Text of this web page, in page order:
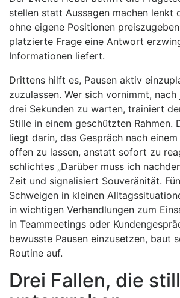
stellen statt Aussagen machen lenkt
ohne eigene Positionen
platzierte Frage eine Antwort
Informationen liefert.
Drittens hilft es, Pausen aktiv
zuzulassen. Wer sich vornimmt,
drei Sekunden zu warten, trainiert
Stille in einem geschützten Rahmen.
liegt darin, das Gespräch nach
offen zu lassen, anstatt sofort zu
schlichtes „Darüber muss ich
Zeit und signalisiert Souveränität.
Schweigen in kleinen
in wichtigen Verhandlungen zum
in Teammeetings oder
bewusste Pausen einzusetzen, baut
Routine auf.
Drei Fallen, die